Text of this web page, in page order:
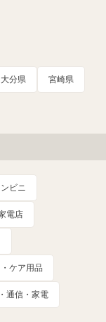
大分県 宮崎県
ビニ
電店
ケア用品
通信・家電